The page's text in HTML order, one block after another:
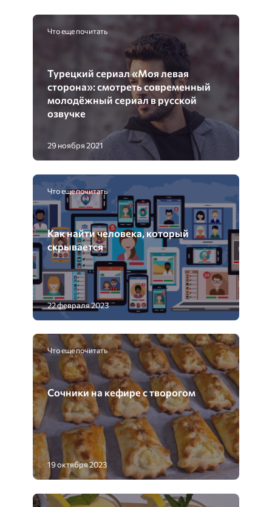
Что еще почитать
Турецкий сериал «Моя левая
сторона»: смотреть современный
молодёжный сериал в русской
озвучке
29 ноября 2021
Что еще почитать
Как найти человека, который
скрывается
22 февраля 2023
Что еще почитать
Сочники на кефире с творогом
19 октября 2023